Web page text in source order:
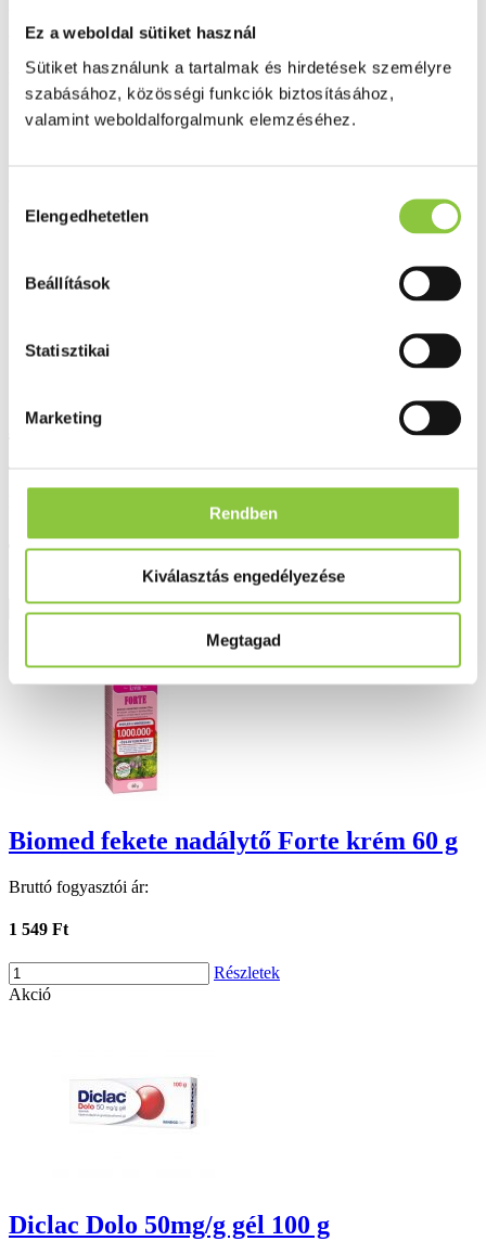
Ez a weboldal sütiket használ
Sütiket használunk a tartalmak és hirdetések személyre
szabásához, közösségi funkciók biztosításához,
valamint weboldalforgalmunk elemzéséhez.
kiválasztása
Elengedhetetlen
Beállítások
Statisztikai
Marketing
Rendben
Kiválasztás engedélyezése
Megtagad
Valós gyógyszertári háttér
Folyamatos akciók
Algoflex Forte dolo 400 mg filmtabletta,
4 673 Ft*4 450 Ft
*az akció előtti 30 nap legalacsonyabb ára
Részletek
Biomed fekete nadálytő Forte krém 60 g
Bruttó fogyasztói ár:
1 549 Ft
Részletek
Akció
Diclac Dolo 50mg/g gél 100 g